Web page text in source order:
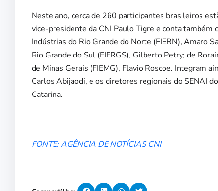
Neste ano, cerca de 260 participantes brasileiros
vice-presidente da CNI Paulo Tigre e conta também
Indústrias do Rio Grande do Norte (FIERN), Amaro
Rio Grande do Sul (FIERGS), Gilberto Petry; de
de Minas Gerais (FIEMG), Flavio Roscoe. Integram
Carlos Abijaodi, e os diretores regionais do SENAI
Catarina.
FONTE: AGÊNCIA DE NOTÍCIAS CNI